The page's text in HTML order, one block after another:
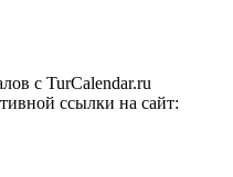
c TurCalendar.ru
ссылки на сайт: